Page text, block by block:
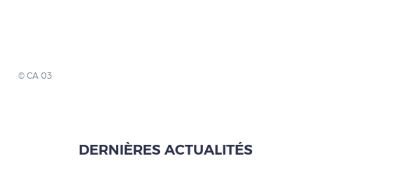
© CA 03
DERNIÈRES ACTUALITÉS